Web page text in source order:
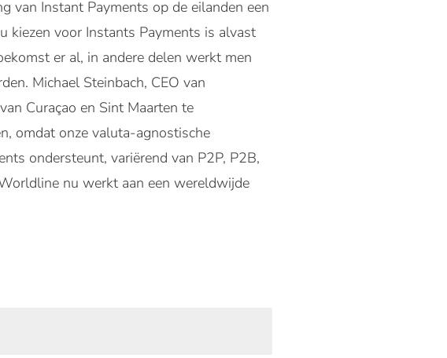
van Instant Payments op de eilanden een
kiezen voor Instants Payments is alvast
er al, in andere delen werkt men
Michael Steinbach, CEO van
Curaçao en Sint Maarten te
omdat onze valuta-agnostische
ondersteunt, variërend van P2P, P2B,
nu werkt aan een wereldwijde